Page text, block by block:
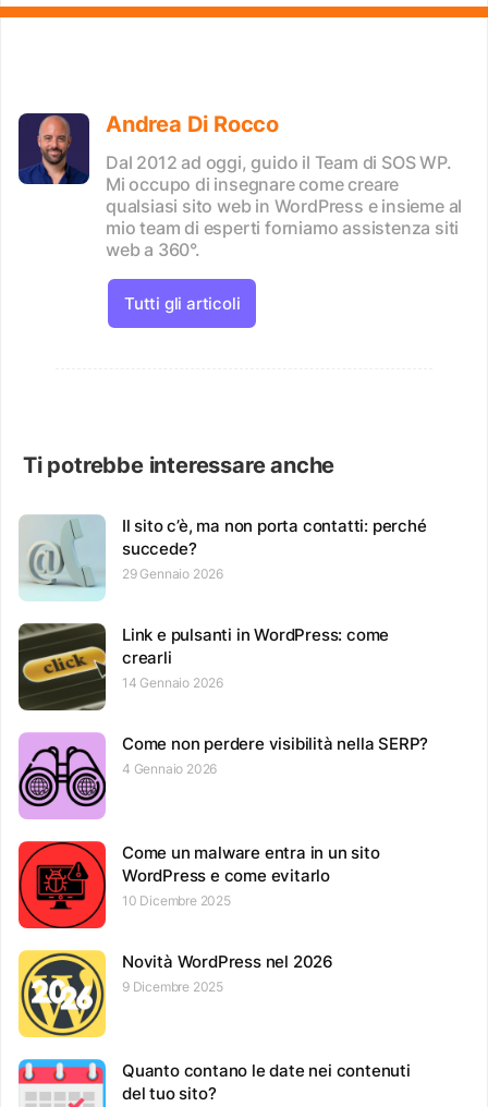
Andrea Di Rocco
Dal 2012 ad oggi, guido il Team di SOS WP.
Mi occupo di insegnare come creare
qualsiasi sito web in WordPress e insieme al
mio team di esperti forniamo assistenza siti
web a 360°.
Tutti gli articoli
Ti potrebbe interessare anche
Il sito c’è, ma non porta contatti: perché
succede?
29 Gennaio 2026
Link e pulsanti in WordPress: come
crearli
14 Gennaio 2026
Come non perdere visibilità nella SERP?
4 Gennaio 2026
Come un malware entra in un sito
WordPress e come evitarlo
10 Dicembre 2025
Novità WordPress nel 2026
9 Dicembre 2025
Quanto contano le date nei contenuti
del tuo sito?